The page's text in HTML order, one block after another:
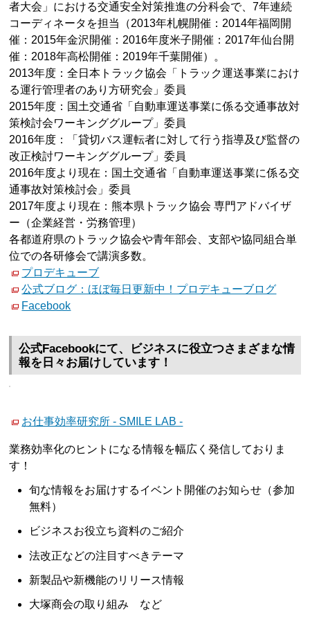
者大会」における交通安全対策推進の分科会で、7年連続
コーディネータを担当（2013年札幌開催：2014年福岡開
催：2015年金沢開催：2016年度米子開催：2017年仙台開
催：2018年高松開催：2019年千葉開催）。
2013年度：全日本トラック協会「トラック運送事業におけ
る運行管理者のあり方研究会」委員
2015年度：国土交通省「自動車運送事業に係る交通事故対
策検討会ワーキンググループ」委員
2016年度：「貸切バス運転者に対して行う指導及び監督の
改正検討ワーキンググループ」委員
2016年度より現在：国土交通省「自動車運送事業に係る交
通事故対策検討会」委員
2017年度より現在：熊本県トラック協会 専門アドバイザ
ー（企業経営・労務管理）
各都道府県のトラック協会や青年部会、支部や協同組合単
位での各研修会で講演多数。
プロデキューブ
公式ブログ：ほぼ毎日更新中！プロデキューブログ
Facebook
公式Facebookにて、ビジネスに役立つさまざまな情
報を日々お届けしています！
お仕事効率研究所 - SMILE LAB -
業務効率化のヒントになる情報を幅広く発信しておりま
す！
旬な情報をお届けするイベント開催のお知らせ（参加
無料）
ビジネスお役立ち資料のご紹介
法改正などの注目すべきテーマ
新製品や新機能のリリース情報
大塚商会の取り組み など